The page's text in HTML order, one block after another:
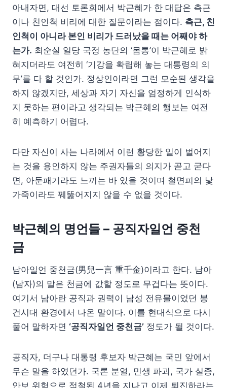
아내자면, 대선 토론회에서 박근혜가 한 대답은 측근
이나 친인척 비리에 대한 질문이라는 점이다. 측근, 친
인척이 아니라 본인 비리가 드러났을 때는 어째야 하
는가. 최순실 일당 국정 농단의 ‘몸통’이 박근혜로 밝
혀지더라도 여전히 ‘기강을 확립해 놓는 대통령의 의
무’를 다 할 것인가. 정상인이라면 그런 모순된 생각을
하지 않겠지만, 세상과 자기 자신을 엄정하게 인식하
지 못하는 편이라고 생각되는 박근혜의 행보는 여전
히 예측하기 어렵다.
다만 자신이 사는 나라에서 이런 황당한 일이 벌어지
는 것을 용인하지 않는 주권자들의 의지가 곧고 굳다
면, 아둔패기라도 느끼는 바 있을 것이며 철면피의 낯
가죽이라도 꿰뚫어지지 않을 수 없을 것이다.
박근혜의 명언들 – 공직자일언 중천
금
남아일언 중천금(男兒一言 重千金)이라고 한다. 남아
(남자)의 말은 천금에 값할 정도로 무겁다는 뜻이다.
여기서 남아란 공직과 권력이 남성 전유물이었던 봉
건시대 환경에서 나온 말이다. 이를 현대식으로 다시
풀어 말하자면 ‘공직자일언 중천금’ 정도가 될 것이다.
공직자, 더구나 대통령 후보자 박근혜는 국민 앞에서
무슨 말을 하였던가. 국론 분열, 민생 파괴, 국가 실종,
안보 위험으로 점철된 4년을 지나고 이제 퇴진하라는